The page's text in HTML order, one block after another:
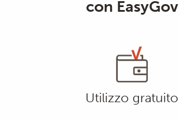
con EasyGov
Utilizzo gratuito